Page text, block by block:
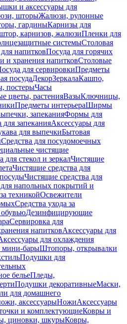
и аксессуары для
шторыЖалюзи, рулонные
гардиныКарнизы для
карнизов, жалюзиПленки для
системыСтоловая
напитковПосуда для горячих
и хранения напитковСтоловые
для сервировкиПредметы
посудаДекорЗеркалаКашпо,
постерыЧасы
цветы, растенияВазыКлючницы,
Предметы интерьераШирмы
запеканияФормы для
для запеканияАксессуары для
для выпечкиБытовая
Средства для посудомоечных
чистящие
для стекол и зеркалЧистящие
Чистящие средства для
Чистящие средства для
напольных покрытий и
техникойОсвежители
Средства ухода за
обувьюДезинфицирующие
Сервировка для
напитковАксессуары для
для охлаждения
мини-барыШтопоры, открывалки
Подушки для
бельеПледы,
Подушки декоративныеМаски,
для домашнего
аксессуарыНожиАксессуары
и комплектующиеКовры и
циновки, шкурыКовры,